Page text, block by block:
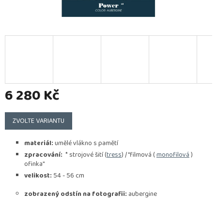
6 280 Kč
Měrná
cena:
ZVOLTE VARIANTU
materiál:umělé vlákno s pamětí
zpracování: * strojové šití (tress) / "filmová (monofilová)
ofinka"
velikost: 54 - 56 cm
zobrazený odstín na fotografii: aubergine